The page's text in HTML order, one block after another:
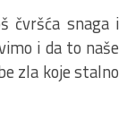
čvršća snaga i
i da to naše
zla koje stalno